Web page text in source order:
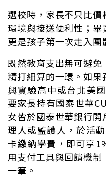
選校時，家長不只比價
環境與接送便利性；畢
更是孩子第一次走入團
既然教育支出無可避
精打細算的一環。如
興實驗高中或台北美
要家長持有國泰世華
女皆於國泰世華銀行
理人或監護人，於活
卡繳納學費，即可享
用支付工具與回饋機
一筆。